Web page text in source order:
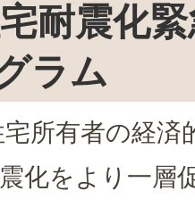
耐震化
ラム
所有者の経済
化をより一層